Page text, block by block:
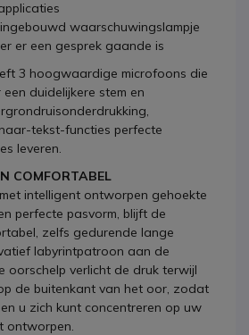
waarschuwingslampje
er een gesprek gaande is
3 hoogwaardige microfoons die
duidelijkere stem en
tekst-functies perfecte
leveren.
COMFORTABEL
intelligent ontworpen gehoekte
perfecte pasvorm, blijft de
zelfs gedurende lange
labyrintpatroon aan de
oorschelp verlicht de druk terwijl
de buitenkant van het oor, zodat
u zich kunt concentreren op uw
ontworpen.